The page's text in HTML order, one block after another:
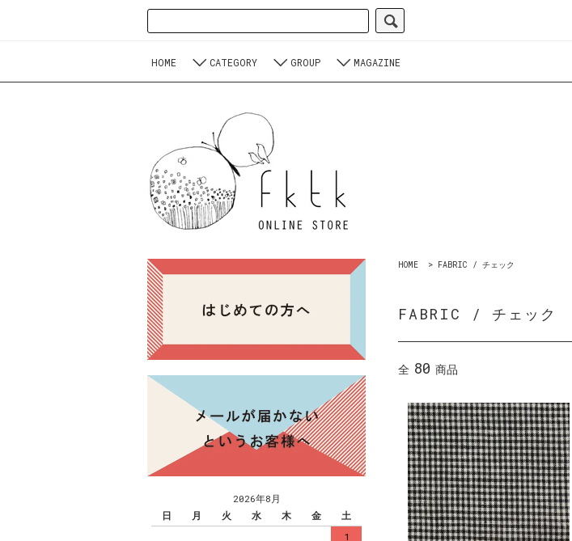
HOME CATEGORY GROUP MAGAZINE
HOME > FABRIC / チェック
FABRIC / チェック
全 80 商品
2026年8月
日
月 火 水 木 金
土
1